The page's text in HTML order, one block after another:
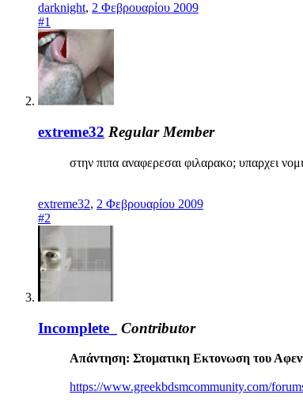
darknight, 2 Φεβρουαρίου 2009
#1
extreme32 Regular Member
στην πιπα αναφερεσαι φιλαρακο; υπαρχει
extreme32, 2 Φεβρουαρίου 2009
#2
Incomplete_ Contributor
Απάντηση: Στοματικη Εκτονωση του
https://www.greekbdsmcommunity.com/